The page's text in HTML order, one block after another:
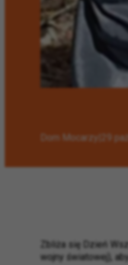
Dom Mocarzy 29
Zbliża się Dzień
wojny światowej),